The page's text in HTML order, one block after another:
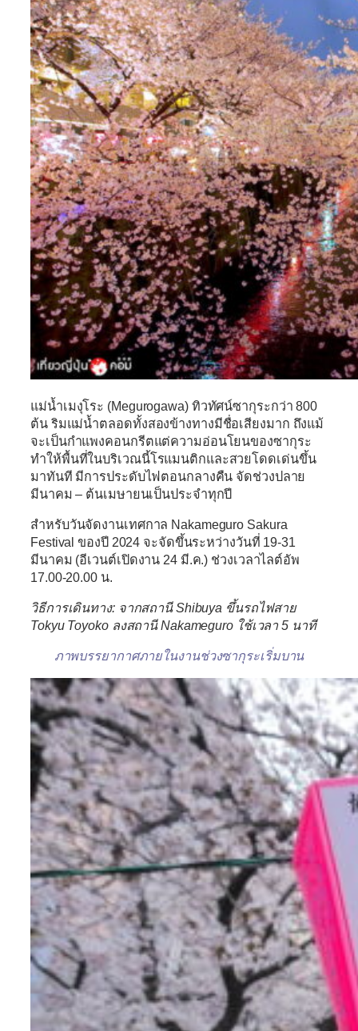
แม่น้ำเมงุโระ (Megurogawa) ทิวทัศน์ซากุระกว่า 800
ต้น ริมแม่น้ำตลอดทั้งสองข้างทางมีชื่อเสียงมาก ถึงแม้
จะเป็นกำแพงคอนกรีตแต่ความอ่อนโยนของซากุระ
ทำให้พื้นที่ในบริเวณนี้โรแมนติกและสวยโดดเด่นขึ้น
มาทันที มีการประดับไฟตอนกลางคืน จัดช่วงปลาย
มีนาคม – ต้นเมษายนเป็นประจำทุกปี
สำหรับวันจัดงานเทศกาล Nakameguro Sakura
Festival ของปี 2024 จะจัดขึ้นระหว่างวันที่ 19-31
มีนาคม (อีเวนต์เปิดงาน 24 มี.ค.) ช่วงเวลาไลต์อัพ
17.00-20.00 น.
วิธีการเดินทาง: จากสถานี Shibuya ขึ้นรถไฟสาย
Tokyu Toyoko ลงสถานี Nakameguro ใช้เวลา 5 นาที
ภาพบรรยากาศภายในงานช่วงซากุระเริ่มบาน